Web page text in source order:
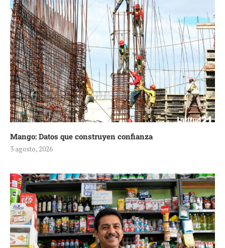
Mango: Datos que construyen confianza
3 agosto, 2026